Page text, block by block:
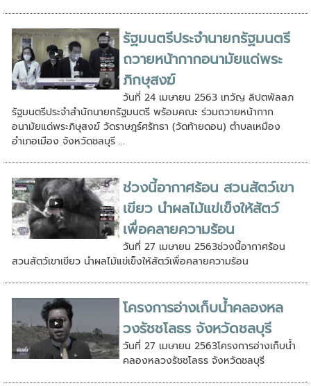
รัฐมนตรีประจำนายกรัฐมนตรี
ถวายหน้ากากอนามัยแด่พระ
ภิกษุสงฆ์
วันที่ 24 เมษายน 2563 เทวัญ ลิปตพัลลภ
รัฐมนตรีประจำสำนักนายกรัฐมนตรี พร้อมคณะ ร่วมถวายหน้ากาก
อนามัยแด่พระภิษุสงฆ์ วัดราษฎร์ศรัทธา (วัดท้ายดอน) ตำบลเหมือง
อำเภอเมือง จังหวัดชลบุรี ...
ช่วงนี้อากาศร้อน สวนสัตว์เขา
เขียว นำผลไม้แข่เข็งให้สัตว์
เพื่อคลายความร้อน
วันที่ 27 เมษายน 2563ช่วงนี้อากาศร้อน
สวนสัตว์เขาเขียว นำผลไม้แข่เข็งให้สัตว์เพื่อคลายความร้อน
โครงการอ่างเก็บน้ำคลองหล
วงรัชชโลธร จังหวัดชลบุรี
วันที่ 27 เมษายน 2563โครงการอ่างเก็บน้ำ
คลองหลวงรัชชโลธร จังหวัดชลบุรี